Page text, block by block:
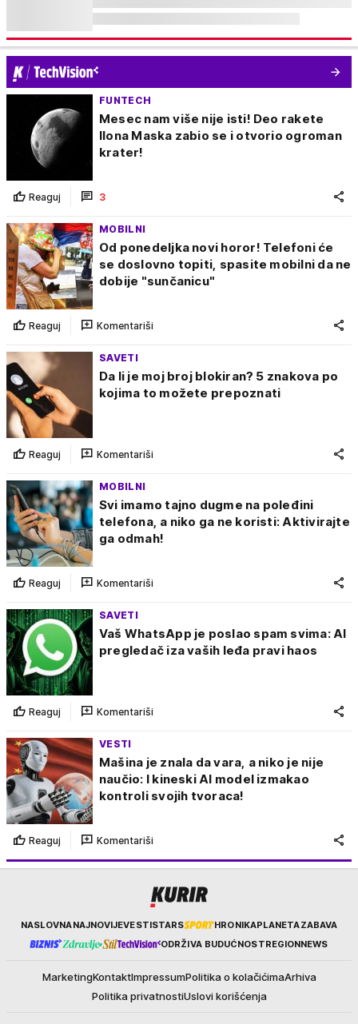
FUNTECH
Mesec nam više nije isti! Deo rakete
Ilona Maska zabio se i otvorio ogroman
krater!
Reaguj 3
MOBILNI
Od ponedeljka novi horor! Telefoni će
se doslovno topiti, spasite mobilni da ne
dobije "sunčanicu"
Reaguj Komentariši
SAVETI
Da li je moj broj blokiran? 5 znakova po
kojima to možete prepoznati
Reaguj Komentariši
MOBILNI
Svi imamo tajno dugme na poleđini
telefona, a niko ga ne koristi: Aktivirajte
ga odmah!
Reaguj Komentariši
SAVETI
Vaš WhatsApp je poslao spam svima: AI
pregledač iza vaših leđa pravi haos
Reaguj Komentariši
VESTI
Mašina je znala da vara, a niko je nije
naučio: I kineski AI model izmakao
kontroli svojih tvoraca!
Reaguj Komentariši
KurirNASLOVNANAJNOVIJEVESTISTARS HRONIKAPLANETAZABAVA
ODRŽIVA BUDUĆNOSTREGIONNEWS
MarketingKontaktImpressumPolitika o kolačićimaArhiva
Politika privatnostiUslovi korišćenja